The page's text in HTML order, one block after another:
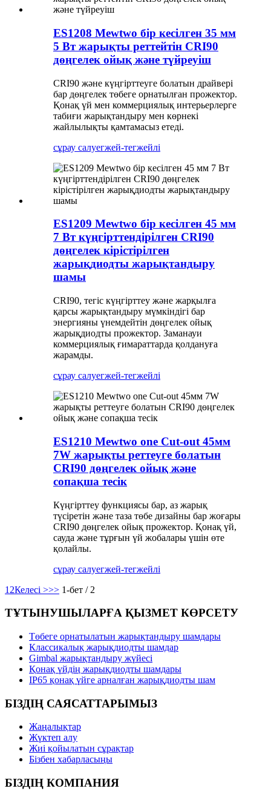
ES1208 Mewtwo бір кесілген 35 мм
5 Вт жарықты реттейтін CRI90
дөңгелек ойық және түйреуіш
CRI90 және күңгірттеуге болатын драйвері
бар дөңгелек төбеге орнатылған прожектор.
Қонақ үй мен коммерциялық интерьерлерге
табиғи жарықтандыру мен көрнекі
жайлылықты қамтамасыз етеді.
сұрау салуегжей-тегжейлі
ES1209 Mewtwo бір кесілген 45 мм
7 Вт күңгірттендірілген CRI90
дөңгелек кірістірілген
жарықдиодты жарықтандыру
шамы
CRI90, тегіс күңгірттеу және жарқылға
қарсы жарықтандыру мүмкіндігі бар
энергияны үнемдейтін дөңгелек ойық
жарықдиодты прожектор. Заманауи
коммерциялық ғимараттарда қолдануға
жарамды.
сұрау салуегжей-тегжейлі
ES1210 Mewtwo one Cut-out 45мм
7W жарықты реттеуге болатын
CRI90 дөңгелек ойық және
сопақша тесік
Күңгірттеу функциясы бар, аз жарық
түсіретін және таза төбе дизайны бар жоғары
CRI90 дөңгелек ойық прожектор. Қонақ үй,
сауда және тұрғын үй жобалары үшін өте
қолайлы.
сұрау салуегжей-тегжейлі
1 2Келесі >>> 1-бет / 2
ТҰТЫНУШЫЛАРҒА ҚЫЗМЕТ КӨРСЕТУ
Төбеге орнатылатын жарықтандыру шамдары
Классикалық жарықдиодты шамдар
Gimbal жарықтандыру жүйесі
Қонақ үйдің жарықдиодты шамдары
IP65 қонақ үйге арналған жарықдиодты шам
БІЗДІҢ САЯСАТТАРЫМЫЗ
Жаңалықтар
Жүктеп алу
Жиі қойылатын сұрақтар
Бізбен хабарласыңы
БІЗДІҢ КОМПАНИЯ